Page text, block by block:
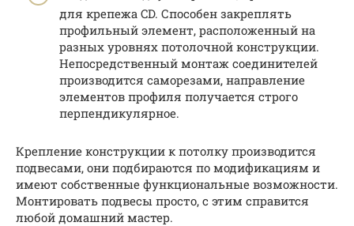
для крепежа CD. Способен закреплять
профильный элемент, расположенный на
разных уровнях потолочной конструкции.
Непосредственный монтаж соединителей
производится саморезами, направление
элементов профиля получается строго
перпендикулярное.
Крепление конструкции к потолку производится
подвесами, они подбираются по модификациям и
имеют собственные функциональные возможности.
Монтировать подвесы просто, с этим справится
любой домашний мастер.